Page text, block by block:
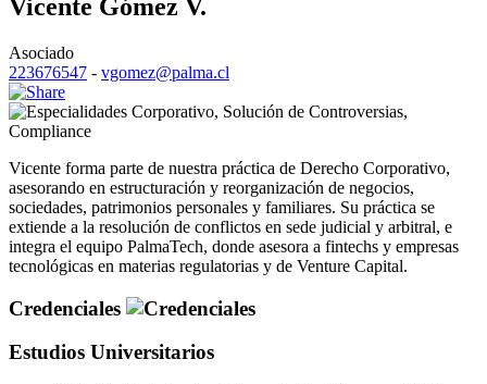
Vicente Gómez V.
Asociado
223676547 - vgomez@palma.cl
Corporativo, Solución de Controversias,
Compliance
Vicente forma parte de nuestra práctica de Derecho Corporativo,
asesorando en estructuración y reorganización de negocios,
sociedades, patrimonios personales y familiares. Su práctica se
extiende a la resolución de conflictos en sede judicial y arbitral, e
integra el equipo PalmaTech, donde asesora a fintechs y empresas
tecnológicas en materias regulatorias y de Venture Capital.
Credenciales
Estudios Universitarios